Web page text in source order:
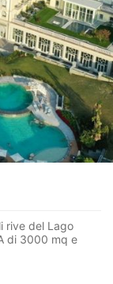
rive del Lago
di 3000 mq e